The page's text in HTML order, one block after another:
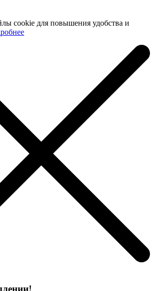
cookie для повышения удобства и